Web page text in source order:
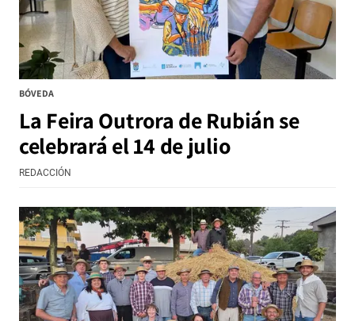
BÓVEDA
La Feira Outrora de Rubián se
celebrará el 14 de julio
REDACCIÓN